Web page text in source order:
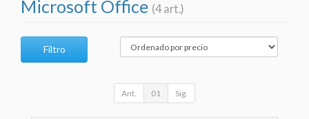
Microsoft Office (4 art.)
Filtro
Ant. 01 Sig.